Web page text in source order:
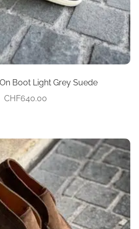
Boot Light Grey Suede
CHF640.00